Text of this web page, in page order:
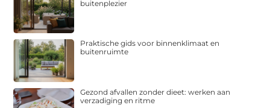
buitenplezier
Praktische gids voor binnenklimaat en
buitenruimte
Gezond afvallen zonder dieet: werken aan
verzadiging en ritme